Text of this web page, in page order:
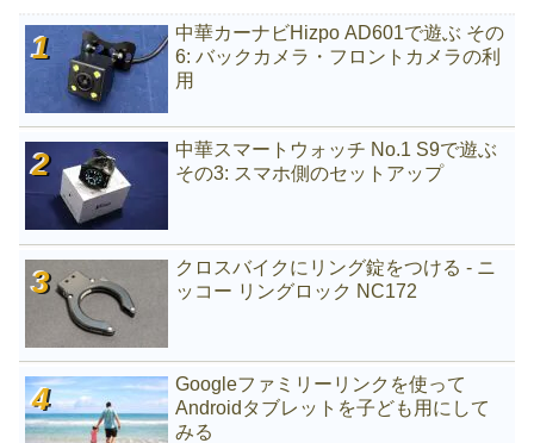
中華カーナビHizpo AD601で遊ぶ その
6: バックカメラ・フロントカメラの利
用
中華スマートウォッチ No.1 S9で遊ぶ
その3: スマホ側のセットアップ
クロスバイクにリング錠をつける - ニ
ッコー リングロック NC172
Googleファミリーリンクを使って
Androidタブレットを子ども用にして
みる